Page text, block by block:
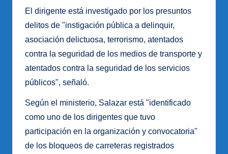
El dirigente está investigado por los presuntos
delitos de "instigación pública a delinquir,
asociación delictuosa, terrorismo, atentados
contra la seguridad de los medios de transporte y
atentados contra la seguridad de los servicios
públicos", señaló.
Según el ministerio, Salazar está "identificado
como uno de los dirigentes que tuvo
participación en la organización y convocatoria"
de los bloqueos de carreteras registrados